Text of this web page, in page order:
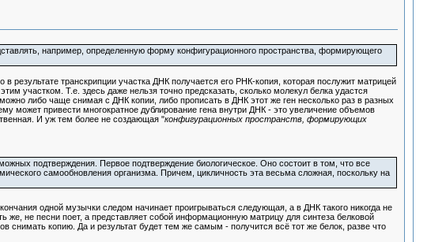
например, определенную форму конфигурационного пространства, формирующего
транскрипции участка ДНК получается его РНК-копия, которая послужит матрицей
участком. Т.е. здесь даже нельзя точно предсказать, сколько молекул белка удастся
либо чаще снимая с ДНК копии, либо прописать в ДНК этот же ген несколько раз в разных
может привести многократное дублирование гена внутри ДНК - это увеличение объемов
И уж тем более не создающая "конфигурационных пространств, формирующих
подтверждения. Первое подтверждение биологическое. Оно состоит в том, что все
самообновления организма. Причем, цикличность эта весьма сложная, поскольку на
одной музычки следом начинает проигрываться следующая, а в ДНК такого никогда не
же, не песни поет, а представляет собой информационную матрицу для синтеза белковой
копию. Да и результат будет тем же самым - получится всё тот же белок, разве что